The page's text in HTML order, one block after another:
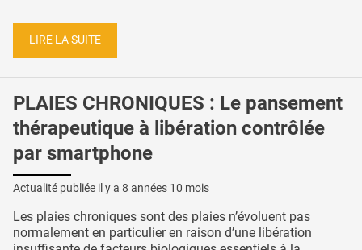
LIRE LA SUITE
PLAIES CHRONIQUES : Le pansement
thérapeutique à libération contrôlée
par smartphone
Actualité publiée il y a 8 années 10 mois
Les plaies chroniques sont des plaies n’évoluent pas
normalement en particulier en raison d’une libération